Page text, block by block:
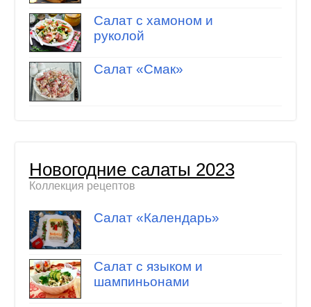
Салат с хамоном и
руколой
Салат «Смак»
Новогодние салаты 2023
Коллекция рецептов
Салат «Календарь»
Салат с языком и
шампиньонами